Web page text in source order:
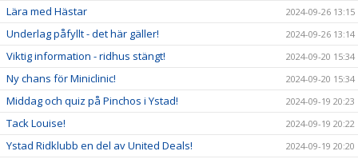
Lära med Hästar 2024-09-26 13:15
Underlag påfyllt - det här gäller! 2024-09-26 13:14
Viktig information - ridhus stängt! 2024-09-20 15:34
Ny chans för Miniclinic! 2024-09-20 15:34
Middag och quiz på Pinchos i Ystad! 2024-09-19 20:23
Tack Louise! 2024-09-19 20:22
Ystad Ridklubb en del av United Deals! 2024-09-19 20:20